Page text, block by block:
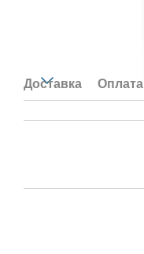
Доставка Оплата